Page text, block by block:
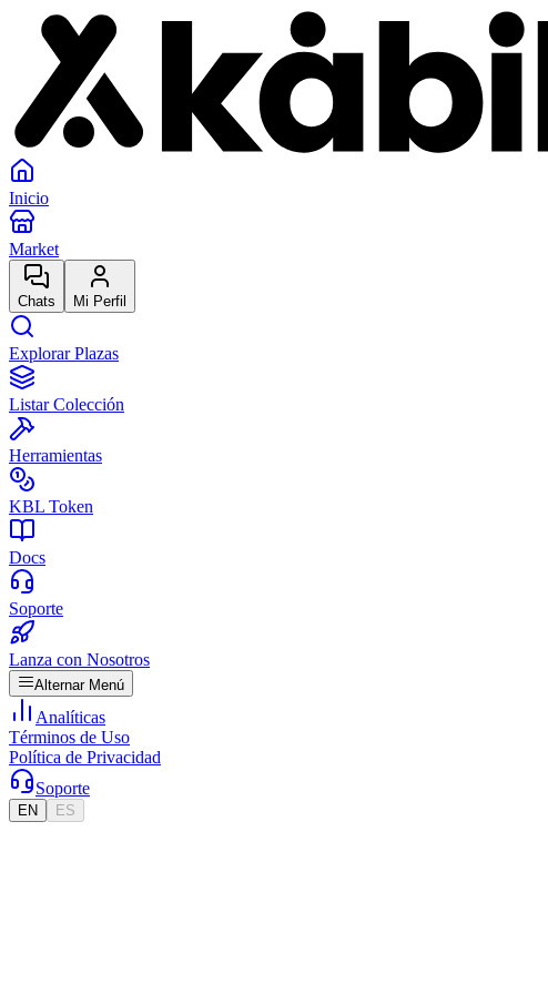
Inicio
Market
Chats Mi Perfil
Explorar Plazas
Listar Colección
Herramientas
KBL Token
Docs
Soporte
Lanza con Nosotros
Alternar Menú
Analíticas
Términos de Uso
Política de Privacidad
Soporte
EN ES